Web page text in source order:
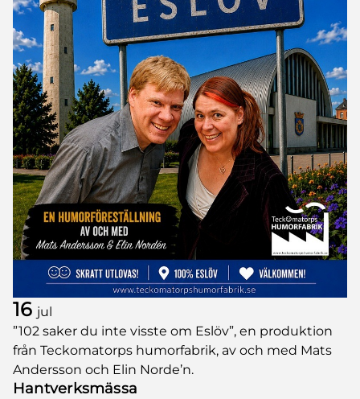
16 jul
”102 saker du inte visste om Eslöv”, en produktion
från Teckomatorps humorfabrik, av och med Mats
Andersson och Elin Norde’n.
Hantverksmässa